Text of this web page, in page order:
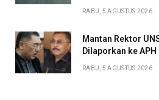
RABU, 5 AGUSTUS 2026
Mantan Rektor
Dilaporkan ke APH
RABU, 5 AGUSTUS 2026